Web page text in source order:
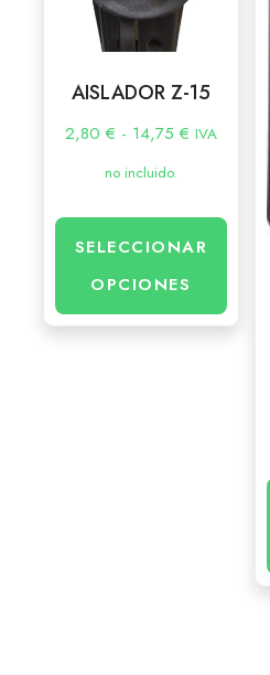
AISLADOR Z-15
2,80 € - 14,75 € IVA
no incluido.
SELECCIONAR
OPCIONES